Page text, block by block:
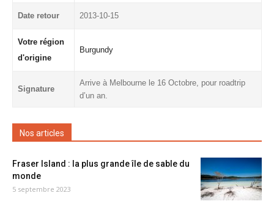
Date retour 2013-10-15
Votre région
d'origine
Burgundy
Signature
Arrive à Melbourne le 16 Octobre, pour roadtrip
d’un an.
Nos articles
Fraser Island : la plus grande île de sable du
monde
5 septembre 2023